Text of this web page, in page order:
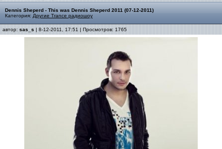
Dennis Sheperd - This was Dennis Sheperd 2011 (07-12-2011)
Категория: Другие Trance радиошоу
автор: sas_s | 8-12-2011, 17:51 | Просмотров: 1765